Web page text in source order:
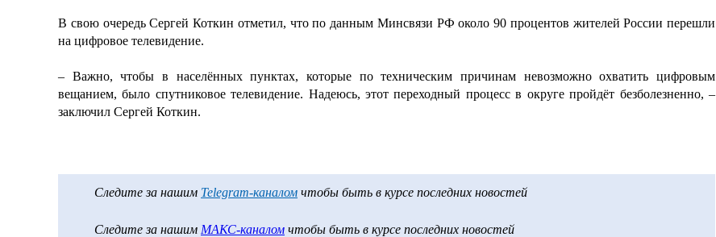
В свою очередь Сергей Коткин отметил, чтопо данным Минсвязи РФ около 90 процентов жителей России перешли
на цифровое телевидение.
– Важно, чтобы в населённых пунктах, которые по техническим причинам невозможноохватить цифровым
вещанием, было спутниковое телевидение. Надеюсь, этот переходный процесс в округе пройдёт безболезненно, –
заключил Сергей Коткин.
Следите за нашим Telegram-каналом чтобы быть в курсе последних новостей
Следите за нашим МАКС-каналом чтобы быть в курсе последних новостей